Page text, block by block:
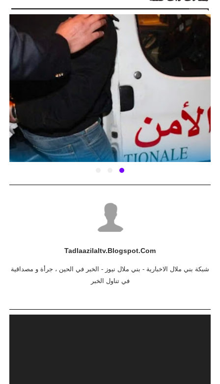
Tadlaazilaltv.blogspot.com
شبكة بني ملال الاخبارية - بني ملال نيوز - الخبر في الحين ، جرأة و مصداقية
في تناول الخبر